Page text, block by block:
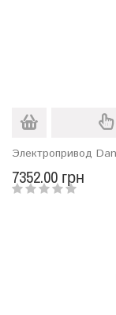
Электропривод
7352.00 грн